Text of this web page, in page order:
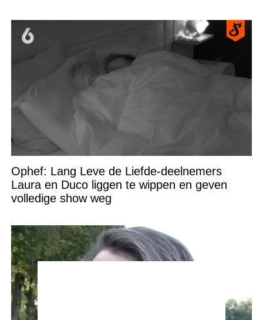
Ophef: Lang Leve de Liefde-deelnemers
Laura en Duco liggen te wippen en geven
volledige show weg